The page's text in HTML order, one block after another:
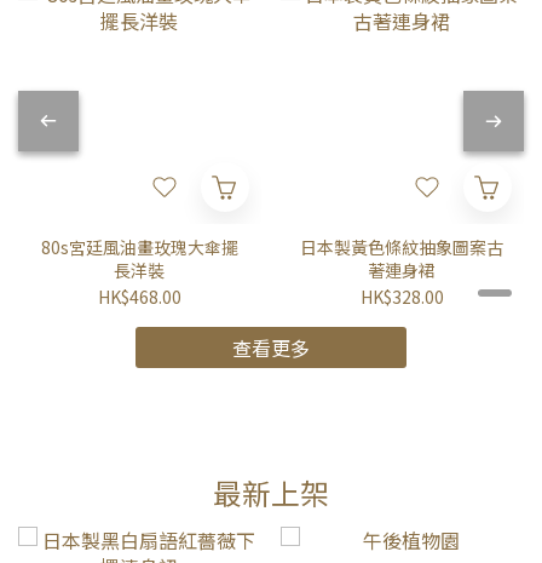
80s宮廷風油畫玫瑰大傘擺
長洋裝
HK$468.00
日本製黃色條紋抽象圖案古
著連身裙
HK$328.00
查看更多
最新上架